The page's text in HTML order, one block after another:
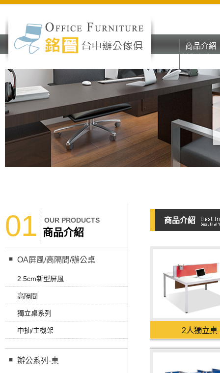
商品介紹
辦公家具
彰化台中
辦公家具
01 OUR PRODUCTS
商品介紹
OA屏風/高隔間/辦公桌
2.5cm新型屏風
高隔間
獨立桌系列
中抽/主機架
辦公系列-桌
商品介紹
2人獨立桌